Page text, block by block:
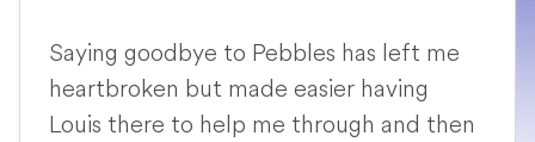
Saying goodbye to Pebbles has left me
heartbroken but made easier having
Louis there to help me through and then